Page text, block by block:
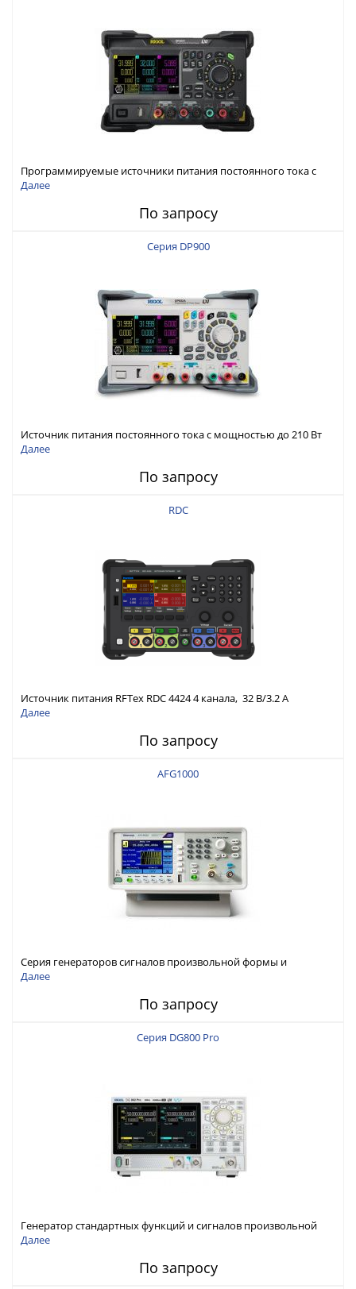
Программируемые источники питания постоянного тока с
мощностью 222 Вт, 3 канала
Далее
По запросу
Серия DP900
Источник питания постоянного тока с мощностью до 210 Вт
Далее
По запросу
RDC
Источник питания RFTex RDC 4424 4 канала, 32 В/3.2 А
Далее
По запросу
AFG1000
Серия генераторов сигналов произвольной формы и
стандартных функций Tektronix AFG1000
Далее
По запросу
Серия DG800 Pro
Генератор стандартных функций и сигналов произвольной
формы Rigol серии DG800 Pro, до 50 МГц
Далее
По запросу